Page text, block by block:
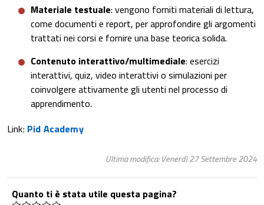
Materiale testuale: vengono forniti materiali di lettura,
come documenti e report, per approfondire gli argomenti
trattati nei corsi e fornire una base teorica solida.
Contenuto interattivo/multimediale: esercizi
interattivi, quiz, video interattivi o simulazioni per
coinvolgere attivamente gli utenti nel processo di
apprendimento.
Link: Pid Academy
Ultima modifica: Venerdì 27 Settembre 2024
Quanto ti è stata utile questa pagina?